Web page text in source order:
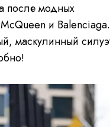
после модных
и
маскулинный